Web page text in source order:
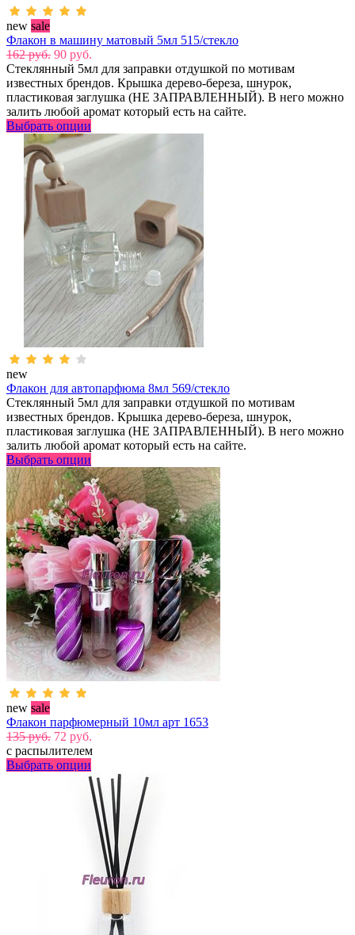
new sale
Флакон в машину матовый 5мл 515/стекло
162 руб. 90 руб.
Стеклянный 5мл для заправки отдушкой по мотивам
известных брендов. Крышка дерево-береза, шнурок,
пластиковая заглушка (НЕ ЗАПРАВЛЕННЫЙ). В него можно
залить любой аромат который есть на сайте.
Выбрать опции
new
Флакон для автопарфюма 8мл 569/стекло
Стеклянный 5мл для заправки отдушкой по мотивам
известных брендов. Крышка дерево-береза, шнурок,
пластиковая заглушка (НЕ ЗАПРАВЛЕННЫЙ). В него можно
залить любой аромат который есть на сайте.
Выбрать опции
new sale
Флакон парфюмерный 10мл арт 1653
135 руб. 72 руб.
с распылителем
Выбрать опции